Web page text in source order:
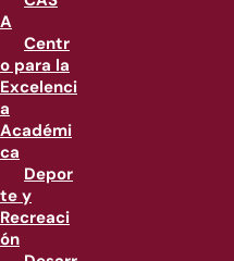
A
Centr
o para la
Excelenci
a
Académi
ca
Depor
te y
Recreaci
ón